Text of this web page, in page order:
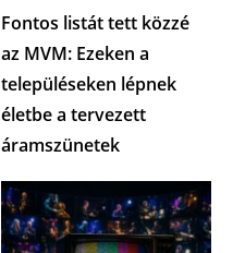
Fontos listát tett közzé
az MVM: Ezeken a
településeken lépnek
életbe a tervezett
áramszünetek